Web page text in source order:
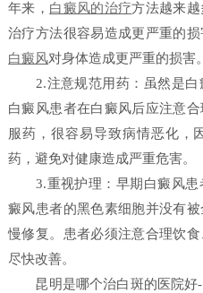
年来， 白癜风的治疗方法越来
治疗方法很容易造成更严重的
白癜风对身体造成更严重的损害。
2.注意规范用药：虽然是白
白癜风患者在白癜风后应注意
服药，很容易导致病情恶化，
药，避免对健康造成严重危害。
3.重视护理：早期白癜风患
癜风患者的黑色素细胞并没有
慢修复。患者必须注意合理饮
尽快改善。
昆明是哪个治白斑的医院好-